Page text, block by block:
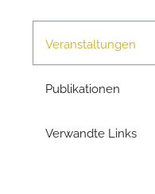
Veranstaltungen
Publikationen
Verwandte Links